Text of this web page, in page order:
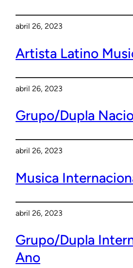
abril 26, 2023
Artista Latino
abril 26, 2023
Grupo/Dupla
abril 26, 2023
Musica
abril 26, 2023
Grupo/Dupla
Ano